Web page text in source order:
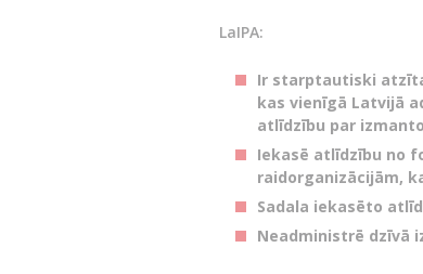
LaIPA:
Ir starptautiski
kas vienīgā Latvijā
atlīdzību par
Iekasē atlīdzību no
raidorganizācijām,
Sadala iekasēto
Neadministrē dzīvā